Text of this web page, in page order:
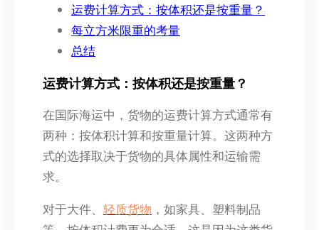
运费计算方式：按体积还是按重量？
每立方米限重的考量
总结
运费计算方式：按体积还是按重量？
在国际海运中，货物的运费计算方式通常有
两种：按体积计算和按重量计算。这两种方
式的选择取决于货物的具体属性和运输需
求。
对于大件、 轻质货物 ，如家具、塑料制品